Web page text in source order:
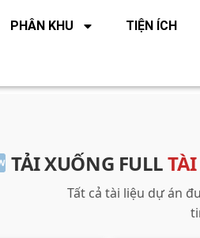
PHÂN KHU TIỆN ÍCH
TẢI XUỐNG FULL
Tất cả tài liệu dự án